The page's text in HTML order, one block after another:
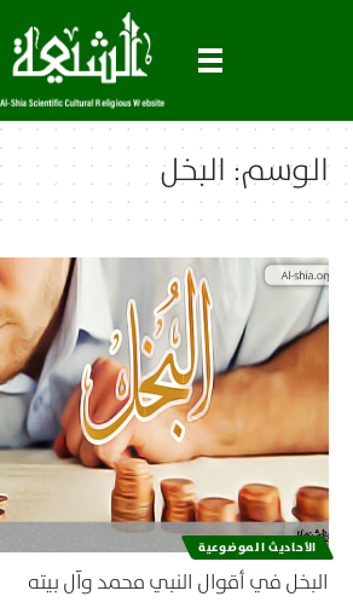
الوسم: البخل
الأحاديث الموضوعية
البخل في أقوال النبي محمد وآل بيته